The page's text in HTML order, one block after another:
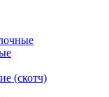
(скотч)